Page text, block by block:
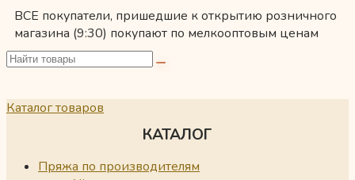
ВСЕ покупатели, пришедшие к открытию розничного
магазина (9:30) покупают по мелкооптовым ценам
Каталог товаров
КАТАЛОГ
Пряжа по производителям